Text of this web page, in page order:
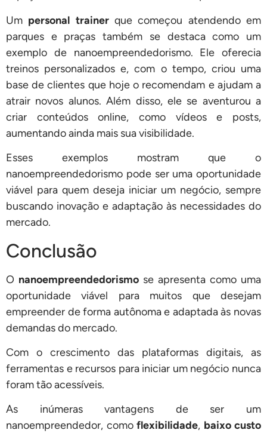
Um personal trainerque começou atendendo em
parques e praças também se destaca como um
exemplo de nanoempreendedorismo. Ele oferecia
treinos personalizados e, com o tempo, criou uma
base de clientes que hoje o recomendam e ajudam a
atrair novos alunos. Além disso, ele se aventurou a
criar conteúdos online, como vídeos e posts,
aumentando ainda mais sua visibilidade.
Esses exemplos mostram que o
nanoempreendedorismo pode ser uma oportunidade
viável para quem deseja iniciar um negócio, sempre
buscando inovação e adaptação às necessidades do
mercado.
Conclusão
O nanoempreendedorismo se apresenta como uma
oportunidade viável para muitos que desejam
empreender de forma autônoma e adaptada às novas
demandas do mercado.
Com o crescimento das plataformas digitais, as
ferramentas e recursos para iniciar um negócio nunca
foram tão acessíveis.
As inúmeras vantagens de ser um
nanoempreendedor, como flexibilidade, baixo custo